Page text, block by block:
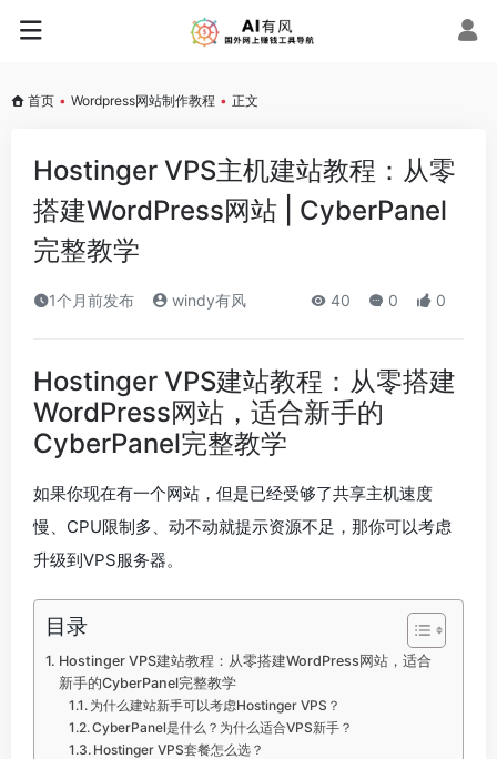
首页 • Wordpress网站制作教程 • 正文
Hostinger VPS主机建站教程：从零
搭建WordPress网站 | CyberPanel
完整教学
1个月前发布 windy有风 40 0 0
Hostinger VPS建站教程：从零搭建
WordPress网站，适合新手的
CyberPanel完整教学
如果你现在有一个网站，但是已经受够了共享主机速度
慢、CPU限制多、动不动就提示资源不足，那你可以考虑
升级到VPS服务器。
目录
Hostinger VPS建站教程：从零搭建WordPress网站，适合
新手的CyberPanel完整教学
为什么建站新手可以考虑Hostinger VPS？
CyberPanel是什么？为什么适合VPS新手？
Hostinger VPS套餐怎么选？